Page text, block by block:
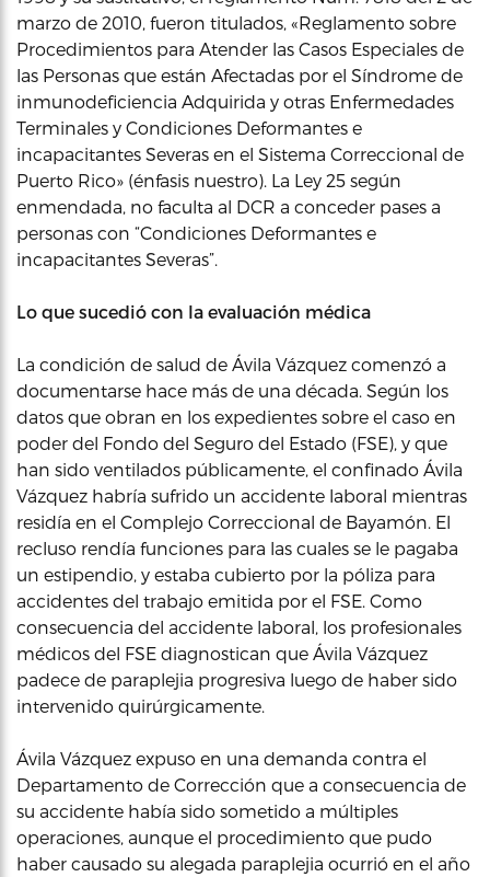
marzo de 2010, fueron titulados, «Reglamento sobre
Procedimientos para Atender las Casos Especiales de
las Personas que están Afectadas por el Síndrome de
inmunodeficiencia Adquirida y otras Enfermedades
Terminales y Condiciones Deformantes e
incapacitantes Severas en el Sistema Correccional de
Puerto Rico» (énfasis nuestro). La Ley 25 según
enmendada, no faculta al DCR a conceder pases a
personas con “Condiciones Deformantes e
incapacitantes Severas”.
Lo que sucedió con la evaluación médica
La condición de salud de Ávila Vázquez comenzó a
documentarse hace más de una década. Según los
datos que obran en los expedientes sobre el caso en
poder del Fondo del Seguro del Estado (FSE), y que
han sido ventilados públicamente, el confinado Ávila
Vázquez habría sufrido un accidente laboral mientras
residía en el Complejo Correccional de Bayamón. El
recluso rendía funciones para las cuales se le pagaba
un estipendio, y estaba cubierto por la póliza para
accidentes del trabajo emitida por el FSE. Como
consecuencia del accidente laboral, los profesionales
médicos del FSE diagnostican que Ávila Vázquez
padece de paraplejia progresiva luego de haber sido
intervenido quirúrgicamente.
Ávila Vázquez expuso en una demanda contra el
Departamento de Corrección que a consecuencia de
su accidente había sido sometido a múltiples
operaciones, aunque el procedimiento que pudo
haber causado su alegada paraplejia ocurrió en el año